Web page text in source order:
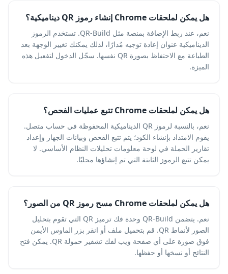
هل يمكن لملحقات Chrome إنشاء رموز QR ديناميكية؟
نعم، عند ربط الإضافة بمنصة مثل QR-Build. تستخدم الرموز
الديناميكية عنوان إعادة توجيه مُدارًا، لذلك يمكنك تغيير الوجهة بعد
الطباعة مع الاحتفاظ بصورة QR نفسها. سجّل الدخول لتفعيل هذه
الميزة.
هل يمكن لملحقات Chrome تتبع عمليات الفحص؟
نعم، بالنسبة لرموز QR الديناميكية المحفوظة في حساب متصل.
يقوم الامتداد بإنشاء الكود؛ يتم تتبع الفحص وبيانات الجهاز وإعداد
تقارير الحملة في لوحة معلومات تحليلات النظام الأساسي. لا
يمكن تتبع الرموز الثابتة التي تم إنشاؤها محليًا.
هل يمكن لملحقات Chrome مسح رموز QR من الصور؟
نعم. يتضمن QR-Build وحدة فك ترميز QR التي تقوم بتحليل
الصور لأنماط QR. قم بتحميل ملف أو انقر بزر الماوس الأيمن
فوق صورة على أي صفحة ويب لفك تشفير حمولة QR. يمكن فتح
النتائج أو نسخها أو حفظها.